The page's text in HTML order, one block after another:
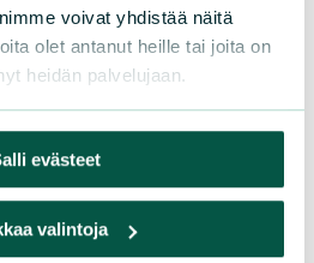
voivat yhdistää näitä
olet antanut heille tai joita on
heidän palvelujaan.
evästeet
valintoja